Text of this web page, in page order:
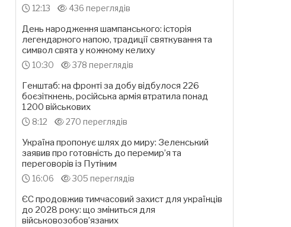
12:13 436 переглядів
День народження шампанського: історія
легендарного напою, традиції святкування та
символ свята у кожному келиху
10:30 378 переглядів
Генштаб: на фронті за добу відбулося 226
боєзіткнень, російська армія втратила понад
1200 військових
8:12 270 переглядів
Україна пропонує шлях до миру: Зеленський
заявив про готовність до перемир’я та
переговорів із Путіним
16:06 305 переглядів
ЄС продовжив тимчасовий захист для українців
до 2028 року: що зміниться для
військовозобов’язаних